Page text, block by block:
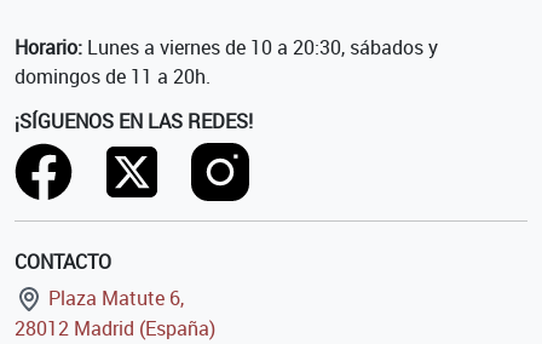
Horario: Lunes a viernes de 10 a 20:30, sábados y
domingos de 11 a 20h.
¡SÍGUENOS EN LAS REDES!
CONTACTO
Plaza Matute 6,
28012 Madrid (España)